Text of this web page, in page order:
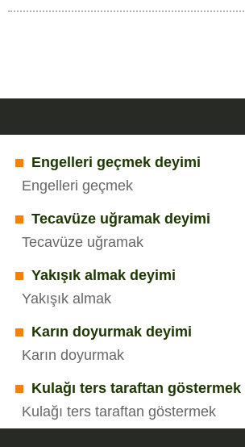
Engelleri geçmek deyimi
Engelleri geçmek
Tecavüze uğramak deyimi
Tecavüze uğramak
Yakışık almak deyimi
Yakışık almak
Karın doyurmak deyimi
Karın doyurmak
Kulağı ters taraftan
Kulağı ters taraftan göstermek